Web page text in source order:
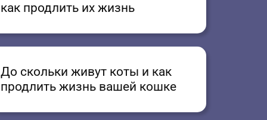
как продлить их жизнь
До скольки живут коты и как
продлить жизнь вашей кошке